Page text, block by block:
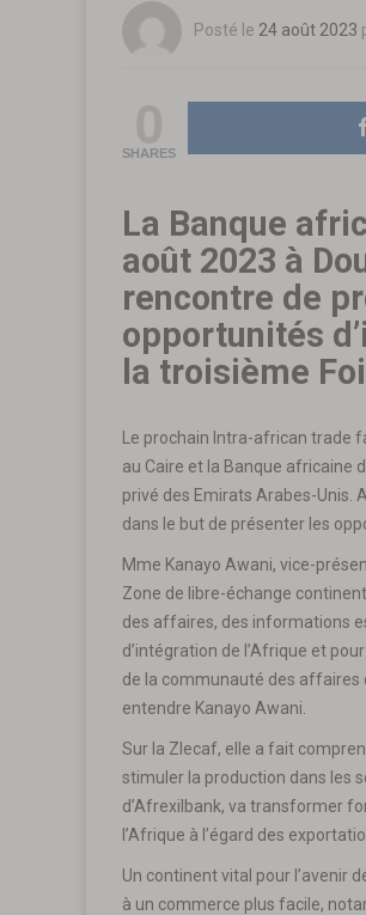
Posté le 24 août 2023
SHARES
La Banque
août 2023 à
rencontre de
opportunités
la troisième
Le prochain Intra-african trade
au Caire et la Banque africaine
privé des Emirats Arabes-Unis.
dans le but de présenter les
Mme Kanayo Awani, vice-
Zone de libre-échange
des affaires, des informations
d’intégration de l’Afrique et
de la communauté des affaires
entendre Kanayo Awani.
Sur la Zlecaf, elle a fait
stimuler la production dans les
d’Afrexilbank, va transformer
l’Afrique à l’égard des
Un continent vital pour l’avenir
à un commerce plus facile,